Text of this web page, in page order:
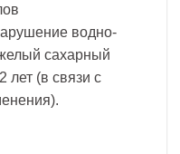
водно-
сахарный
лет (в связи с